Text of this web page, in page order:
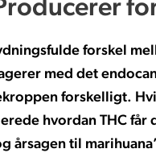
forskel
med det
forskelligt.
hvordan THC
årsagen til